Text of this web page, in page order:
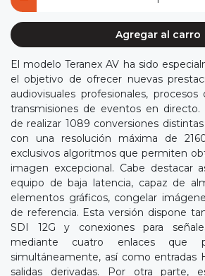
Agregar al carro
El modelo Teranex AV ha sido
el objetivo de ofrecer nuevas
audiovisuales profesionales,
transmisiones de eventos en directo.
de realizar 1089 conversiones
con una resolución máxima de
exclusivos algoritmos que permiten
imagen excepcional. Cabe destacar
equipo de baja latencia, capaz de
elementos gráficos, congelar
de referencia. Esta versión dispone
SDI 12G y conexiones para
mediante cuatro enlaces que
simultáneamente, así como entradas
salidas derivadas. Por otra parte,